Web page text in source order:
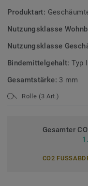
Produktart:
Nutzungsklasse
Nutzungsklasse
Bindemittelgehalt:Typ I
Gesamtstärke: 3 mm
Rolle (3 Art.)
Gesamter
CO2